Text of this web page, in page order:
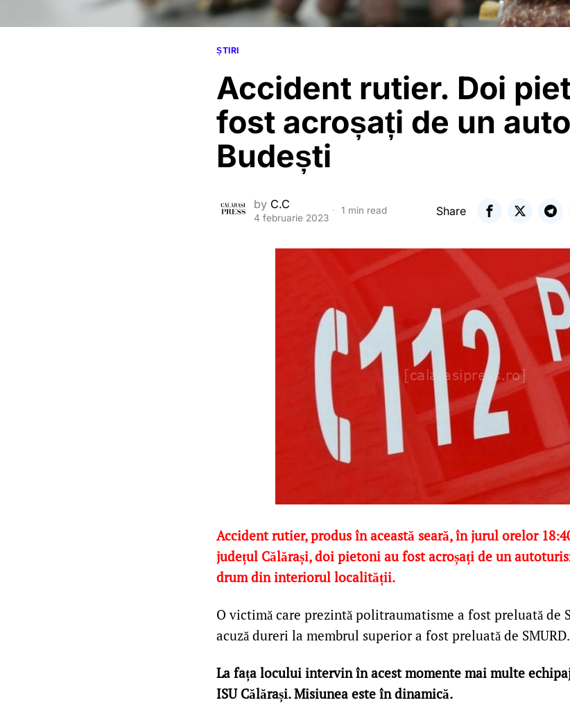
ȘTIRI
Accident rutier. Doi
fost acroșați de un
Budești
by C.C
4 februarie 2023
1 min read Share
Accident rutier, produs în această seară, în jurul orelor
județul Călărași, doi pietoni au fost acroșați de un
drum din interiorul localității.
O victimă care prezintă politraumatisme a fost preluată de
acuză dureri la membrul superior a fost preluată de SMURD.
La fața locului intervin în acest momente mai multe
ISU Călărași. Misiunea este în dinamică.